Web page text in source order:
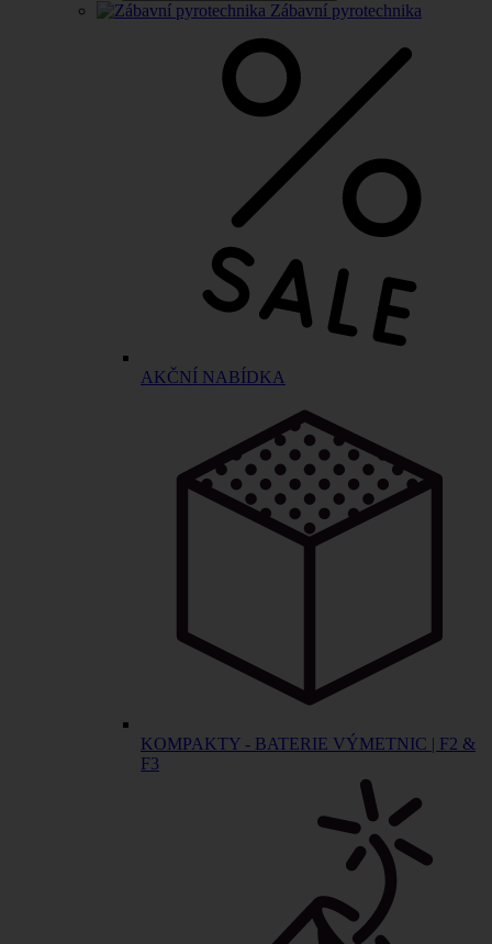
Zábavní pyrotechnika
AKČNÍ NABÍDKA
KOMPAKTY - BATERIE VÝMETNIC | F2 &
F3